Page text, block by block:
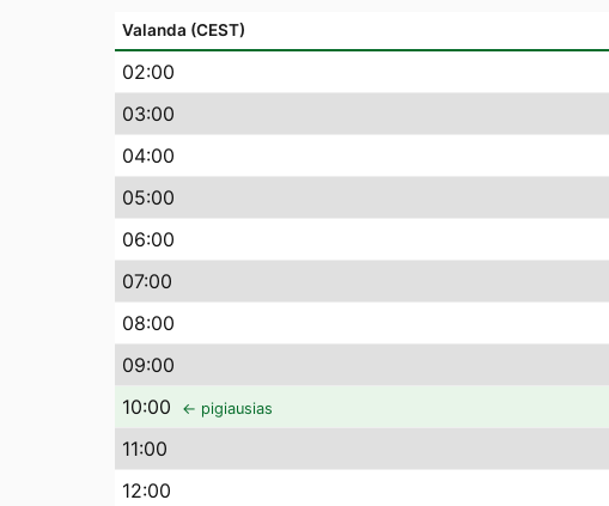
Valanda (CEST)
02:00
03:00
04:00
05:00
06:00
07:00
08:00
09:00
10:00 ← pigiausias
11:00
12:00